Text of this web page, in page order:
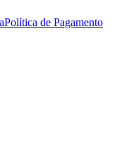
Política de Pagamento